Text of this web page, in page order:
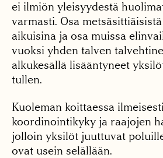
ei ilmiön yleisyydestä
varmasti. Osa
aikuisina ja osa muissa
vuoksi yhden talven
alkukesällä lisääntyneet
tullen.
Kuoleman koittaessa
koordinointikyky ja raajojen
jolloin yksilöt juuttuvat
ovat usein selällään.